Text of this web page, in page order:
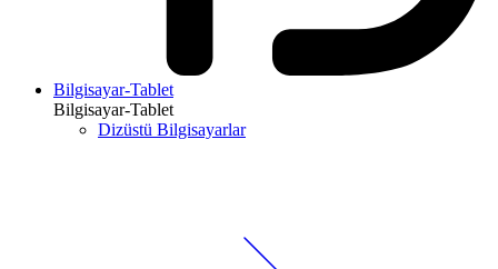
Bilgisayar-Tablet
Bilgisayar-Tablet
Dizüstü Bilgisayarlar